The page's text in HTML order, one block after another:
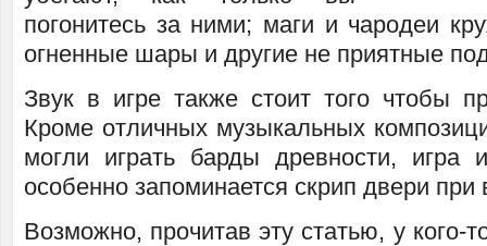
погонитесь за ними; маги и чародеи
огненные шары и другие не приятные
Звук в игре также стоит того чтобы
Кроме отличных музыкальных
могли играть барды древности, игра
особенно запоминается скрип двери при
Возможно, прочитав эту статью, у кого-